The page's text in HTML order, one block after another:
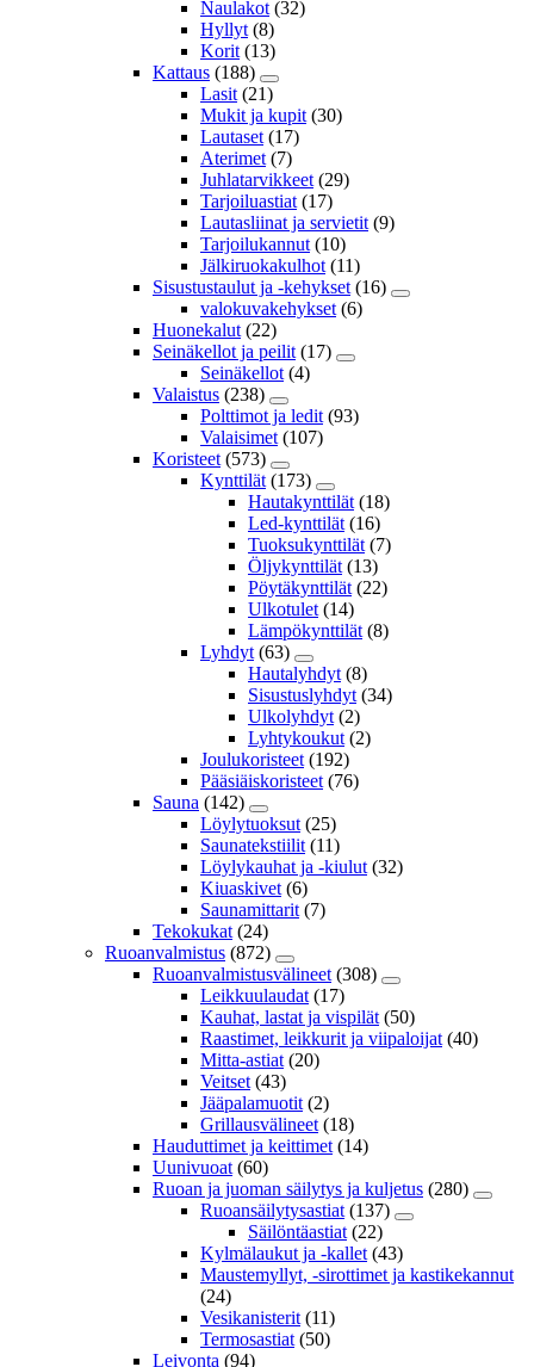
Naulakot (32)
Hyllyt (8)
Korit (13)
Kattaus (188)
Lasit (21)
Mukit ja kupit (30)
Lautaset (17)
Aterimet (7)
Juhlatarvikkeet (29)
Tarjoiluastiat (17)
Lautasliinat ja servietit (9)
Tarjoilukannut (10)
Jälkiruokakulhot (11)
Sisustustaulut ja -kehykset (16)
valokuvakehykset (6)
Huonekalut (22)
Seinäkellot ja peilit (17)
Seinäkellot (4)
Valaistus (238)
Polttimot ja ledit (93)
Valaisimet (107)
Koristeet (573)
Kynttilät (173)
Hautakynttilät (18)
Led-kynttilät (16)
Tuoksukynttilät (7)
Öljykynttilät (13)
Pöytäkynttilät (22)
Ulkotulet (14)
Lämpökynttilät (8)
Lyhdyt (63)
Hautalyhdyt (8)
Sisustuslyhdyt (34)
Ulkolyhdyt (2)
Lyhtykoukut (2)
Joulukoristeet (192)
Pääsiäiskoristeet (76)
Sauna (142)
Löylytuoksut (25)
Saunatekstiilit (11)
Löylykauhat ja -kiulut (32)
Kiuaskivet (6)
Saunamittarit (7)
Tekokukat (24)
Ruoanvalmistus (872)
Ruoanvalmistusvälineet (308)
Leikkuulaudat (17)
Kauhat, lastat ja vispilät (50)
Raastimet, leikkurit ja viipaloijat (40)
Mitta-astiat (20)
Veitset (43)
Jääpalamuotit (2)
Grillausvälineet (18)
Hauduttimet ja keittimet (14)
Uunivuoat (60)
Ruoan ja juoman säilytys ja kuljetus (280)
Ruoansäilytysastiat (137)
Säilöntäastiat (22)
Kylmälaukut ja -kallet (43)
Maustemyllyt, -sirottimet ja kastikekannut
(24)
Vesikanisterit (11)
Termosastiat (50)
Leivonta (94)